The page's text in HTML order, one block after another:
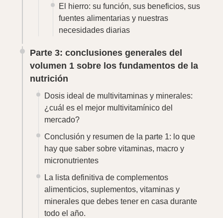
El hierro: su función, sus beneficios, sus
fuentes alimentarias y nuestras
necesidades diarias
Parte 3: conclusiones generales del
volumen 1 sobre los fundamentos de la
nutrición
Dosis ideal de multivitaminas y minerales:
¿cuál es el mejor multivitamínico del
mercado?
Conclusión y resumen de la parte 1: lo que
hay que saber sobre vitaminas, macro y
micronutrientes
La lista definitiva de complementos
alimenticios, suplementos, vitaminas y
minerales que debes tener en casa durante
todo el año.